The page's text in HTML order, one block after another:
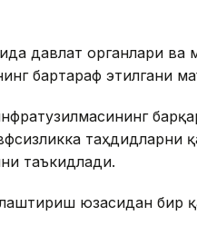
давлат органлари ва
бартараф этилгани
таҳдидларни
таъкидлади.
юзасидан бир